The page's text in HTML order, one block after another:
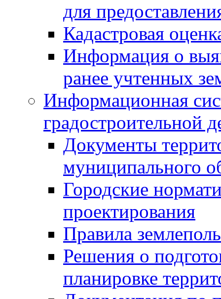
для
Кадастровая
Информация о
ранее учтенных
Информационная
градостроительной
Документы
муниципального
Городские
проектирования
Правила
Решения о
планировке